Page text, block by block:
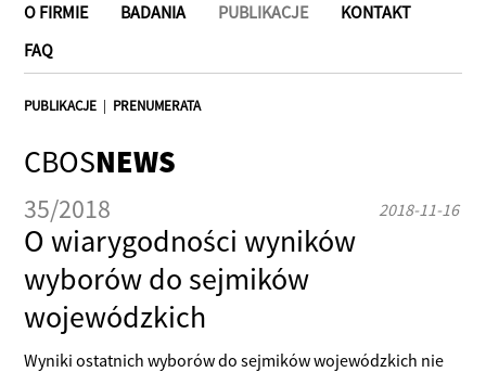
O FIRMIE BADANIA PUBLIKACJE
KONTAKT
FAQ
PUBLIKACJE | PRENUMERATA
CBOSNEWS
35/2018 2018-11-16
O wiarygodności wyników
wyborów do sejmików
wojewódzkich
Wyniki ostatnich wyborów do sejmików wojewódzkich nie